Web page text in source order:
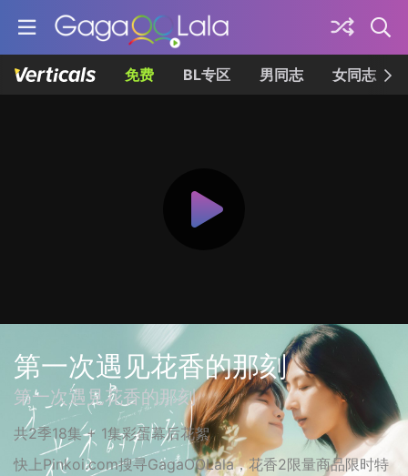
免费 BL专区 男同志 女同志
第一次遇见花香的那刻
第一次遇見花香的那刻
共2季18集 + 1集彩蛋幕后花絮
快上Pinkoi.com搜寻GagaOOLala，花香2限量商品限时特